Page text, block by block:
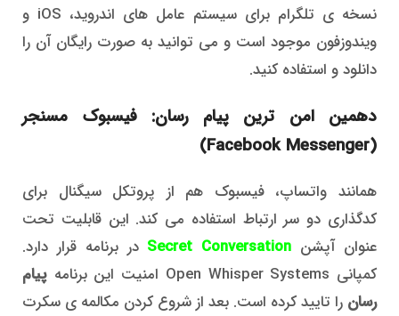
نسخه ی تلگرام برای سیستم عامل های اندروید، iOS و
ویندوزفون موجود است و می توانید به صورت رایگان آن را
دانلود و استفاده کنید.
دهمین امن ترین پیام رسان: فیسبوک مسنجر
(Facebook Messenger)
همانند واتساپ، فیسبوک هم از پروتکل سیگنال برای
کدگذاری دو سر ارتباط استفاده می کند. این قابلیت تحت
عنوان آپشن Secret Conversation در برنامه قرار دارد.
کمپانی Open Whisper Systems امنیت این برنامه
پیام
رسان را تایید کرده است. بعد از شروع کردن مکالمه ی سکرت